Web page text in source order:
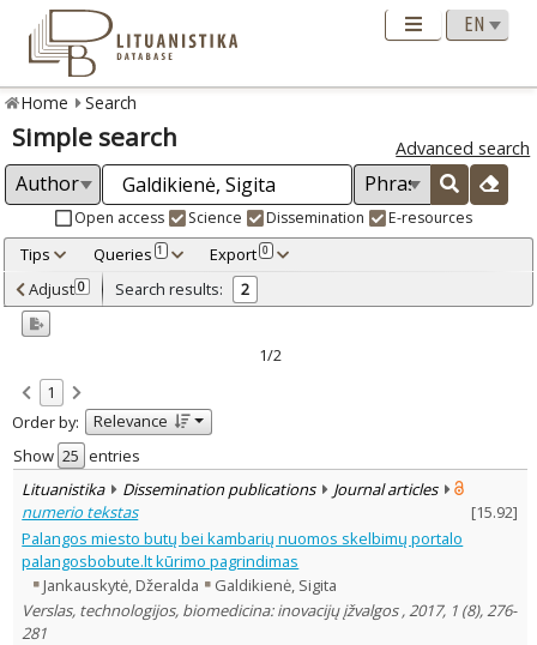
Home Search
Simple search Advanced search
Open access Science Dissemination E-resources
Tips Queries 1 Export 0
Adjusted by criteria 0
Year
Refine
Open access
Scientific publications 1
Dissemination publications
Document Type:
Journal articles 2
Subject area:
Education 1
Economics 1
Management 2
Text language
Adjust 0 Search results: 2
1/2
1
Order by:
Relevance
Show
entries
Lituanistika
Dissemination publications
Journal articles
numerio tekstas
[15.92]
Palangos miesto butų bei kambarių nuomos skelbimų portalo
palangosbobute.lt kūrimo pagrindimas
Jankauskytė, Džeralda
Galdikienė, Sigita
Verslas, technologijos, biomedicina: inovacijų įžvalgos , 2017, 1 (8), 276-
281